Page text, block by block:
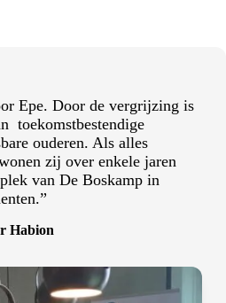
Epe. Door de vergrijzing is
toekomstbestendige
ouderen. Als alles
zij over enkele jaren
van De Boskamp in
Habion